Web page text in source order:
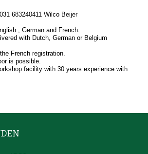
683240411 Wilco Beijer
, German and French.
with Dutch, German or Belgium
French registration.
is possible.
facility with 30 years experience with